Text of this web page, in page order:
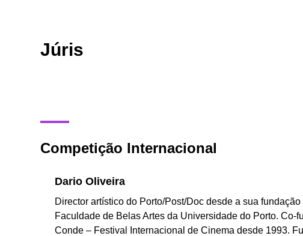
Júris
Competição Internacional
Dario Oliveira
Director artístico do Porto/Post/Doc desde a sua
Faculdade de Belas Artes da Universidade do Porto. Co-
Conde – Festival Internacional de Cinema desde 1993.